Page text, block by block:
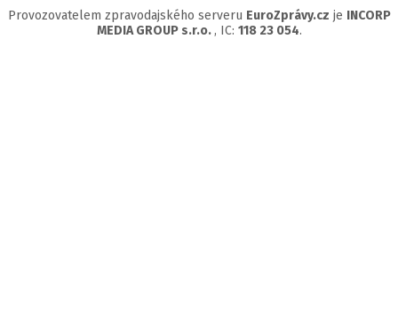
Provozovatelem zpravodajského serveru EuroZprávy.cz je INCORP
MEDIA GROUP s.r.o. , IC: 118 23 054.